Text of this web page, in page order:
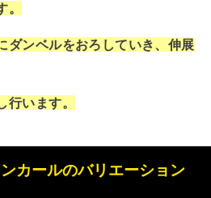
ダンベルをおろしていき、伸展
行います。
カールのバリエーション